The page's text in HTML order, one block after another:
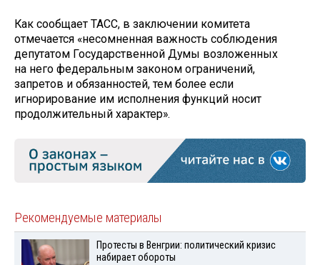
Как сообщает ТАСС, в заключении комитета
отмечается «несомненная важность соблюдения
депутатом Государственной Думы возложенных
на него федеральным законом ограничений,
запретов и обязанностей, тем более если
игнорирование им исполнения функций носит
продолжительный характер».
Рекомендуемые материалы
Протесты в Венгрии: политический кризис
набирает обороты